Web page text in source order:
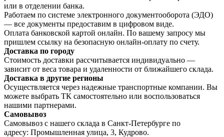
или в отделении банка.
Работаем по системе электронного документооборота (ЭДО)
— все документы предоставим в цифровом виде.
Оплата банковской картой онлайн. По вашему запросу мы
пришлем ссылку на безопасную онлайн-оплату по счету.
Доставка по городу
Стоимость доставки рассчитывается индивидуально —
зависит от веса товара и удаленности от ближайшего склада.
Доставка в другие регионы
Осуществляется через надежные транспортные компании. Вы
можете выбрать ТК самостоятельно или воспользоваться
нашими партнерами.
Самовывоз
Самовывоз с нашего склада в Санкт-Петербурге по
адресу: Промышленная улица, 3, Кудрово.